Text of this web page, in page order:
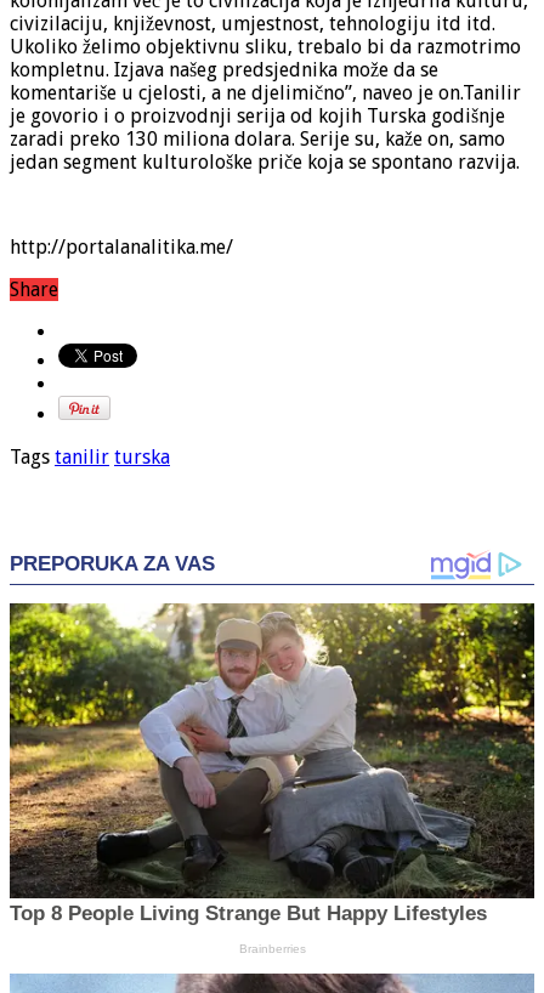
civizilaciju, književnost, umjestnost, tehnologiju itd itd.
Ukoliko želimo objektivnu sliku, trebalo bi da razmotrimo
kompletnu. Izjava našeg predsjednika može da se
komentariše u cjelosti, a ne djelimično”, naveo je on.Tanilir
je govorio i o proizvodnji serija od kojih Turska godišnje
zaradi preko 130 miliona dolara. Serije su, kaže on, samo
jedan segment kulturološke priče koja se spontano razvija.
http://portalanalitika.me/
Share
Tags tanilir turska